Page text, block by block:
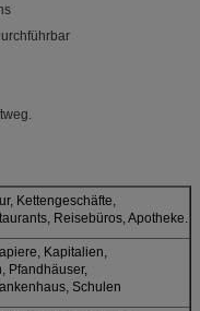
Kettengeschäfte,
Reisebüros, Apotheke.
Kapitalien,
Pfandhäuser,
Schulen